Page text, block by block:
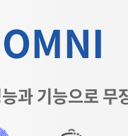
과 기능으로